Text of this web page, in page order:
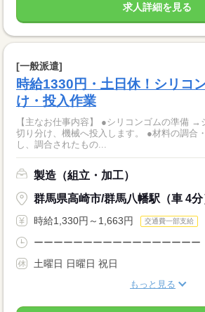
求人詳細を見る
[一般派遣]
時給1330円・土日休！シリコ
け・投入作業
【主なお仕事内容】 ●シリコンゴムの準備 →
切り分け、機械へ投入します。 ●材料の調合
し、調合されたもの...
製造（組立・加工）
群馬県高崎市/群馬八幡駅（車 4分
時給1,330円～1,663円 交通費一部支給
ーーーーーーーーーーーーーーーーー
土曜日 日曜日 祝日
もっと見る